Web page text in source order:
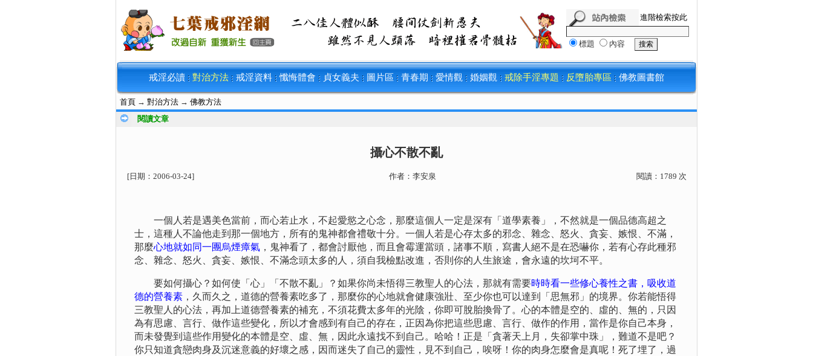
進階檢索按此
標題 內容
戒淫必讀 對治方法 戒淫資料 懺悔體會 貞女義夫 圖片區 青春期 愛情觀 婚姻觀 戒除手淫專題 反墮胎專區 佛教圖書館
首頁 → 對治方法 → 佛教方法
閱讀文章
攝心不散不亂
[日期： 2006-03-24] 作者： 李安泉 閱讀： 1789 次
一個人若是遇美色當前，而心若止水，不起愛慾之心念，那麼這個人一定是深有「道學素養」，不然就是一個品德高超之
士，這種人不論他走到那一個地方，所有的鬼神都會禮敬十分。一個人若是心存太多的邪念、雜念、怒火、貪妄、嫉恨、不滿，
那麼心地就如同一團烏煙瘴氣 ，鬼神看了，都會討厭他，而且會霉運當頭，諸事不順，寫書人絕不是在恐嚇你，若有心存此種邪
念、雜念、怒火、貪妄、嫉恨、不滿念頭太多的人，須自我檢點改進，否則你的人生旅途，會永遠的坎坷不平。
要如何攝心？如何使「心」「不散不亂」？如果你尚未悟得三教聖人的心法，那就有需要時時看一些修心養性之書，吸收道
德的營養素 ，久而久之，道德的營養素吃多了，那麼你的心地就會健康強壯、至少你也可以達到「思無邪」的境界。你若能悟得
三教聖人的心法，再加上道德營養素的補充，不須花費太多年的光陰，你即可脫胎換骨了。心的本體是空的、虛的、無的，只因
為有思慮、言行、做作這些變化，所以才會感到有自己的存在，正因為你把這些思慮、言行、做作的作用，當作是你自己本身，
而未發覺到這些作用變化的本體是空、虛、無，因此永遠找不到自己。哈哈！正是「貪著天上月，失卻掌中珠」，難道不是吧？
你只知道貪戀肉身及沉迷意義的好壞之感，因而迷失了自己的靈性，見不到自己，唉呀！你的肉身怎麼會是真呢！死了埋了，過